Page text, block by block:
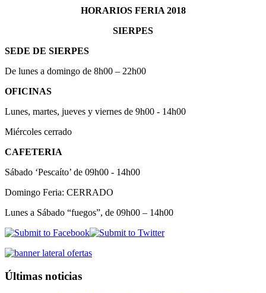
HORARIOS FERIA 2018
SIERPES
SEDE DE SIERPES
De lunes a domingo de 8h00 – 22h00
OFICINAS
Lunes, martes, jueves y viernes de 9h00 - 14h00
Miércoles cerrado
CAFETERIA
Sábado ‘Pescaíto’ de 09h00 - 14h00
Domingo Feria: CERRADO
Lunes a Sábado “fuegos”, de 09h00 – 14h00
Últimas noticias